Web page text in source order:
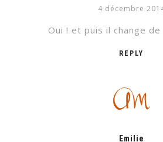
4 décembre
REPLY
Oui ! et puis il change de
Emilie